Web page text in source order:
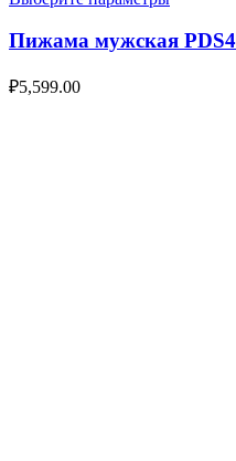
Пижама мужская
₽5,599.00